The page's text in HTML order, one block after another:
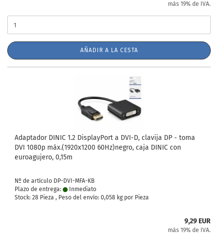
más 19% de IVA.
AÑADIR A LA CESTA
Adaptador DINIC 1.2 DisplayPort a DVI-D, clavija DP - toma
DVI 1080p máx.(1920x1200 60Hz)negro, caja DINIC con
euroagujero, 0,15m
Nº de artículo DP-DVI-MFA-KB
Plazo de entrega:
Inmediato
Stock: 28 Pieza , Peso del envío: 0,058 kg por Pieza
9,29 EUR
más 19% de IVA.